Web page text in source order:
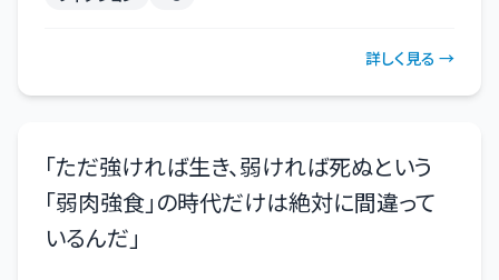
詳しく見る →
「ただ強ければ生き、弱ければ死ぬという
「弱肉強食」の時代だけは絶対に間違って
いるんだ 」